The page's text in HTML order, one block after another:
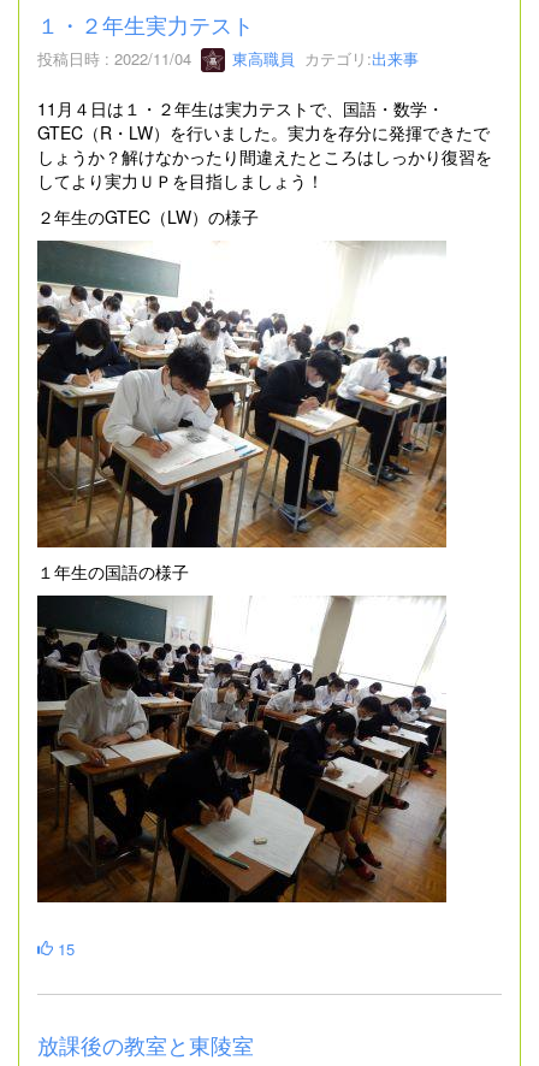
１・２年生実力テスト
投稿日時 : 2022/11/04 東高職員 カテゴリ:出来事
11月４日は１・２年生は実力テストで、国語・数学・
GTEC（R・LW）を行いました。実力を存分に発揮できたで
しょうか？解けなかったり間違えたところはしっかり復習を
してより実力ＵＰを目指しましょう！
２年生のGTEC（LW）の様子
１年生の国語の様子
15
放課後の教室と東陵室